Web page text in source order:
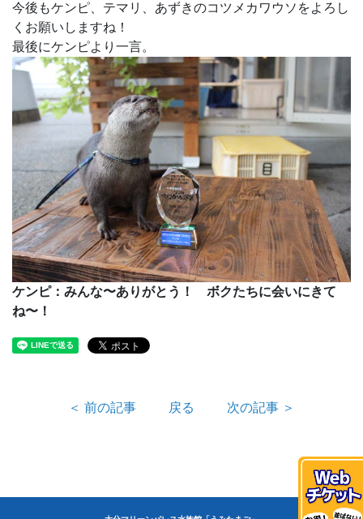
今後もケンピ、テマリ、あずきのコツメカワウソをよろし
くお願いしますね！
最後にケンピより一言。
ケンピ：みんな〜ありがとう！ ボクたちに会いにきて
ね〜！
＜ 前の記事 戻る 次の記事 ＞